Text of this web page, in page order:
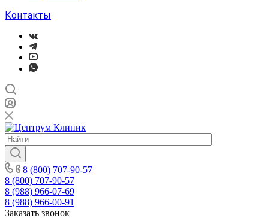
Контакты
8 (800) 707-90-57
8 (800) 707-90-57
8 (988) 966-07-69
8 (988) 966-00-91
Заказать звонок